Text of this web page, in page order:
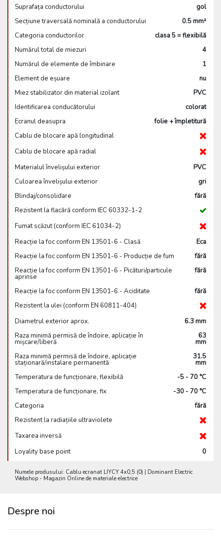
Suprafața conductorului
gol
Secțiune traversală nominală a conductorului
0.5 mm²
Categoria conductorilor
clasa 5 = flexibilă
Numărul total de miezuri
4
Numărul de elemente de îmbinare
1
Element de eșuare
nu
Miez stabilizator din material izolant
PVC
Identificarea conducătorului
colorat
Ecranul deasupra
folie + împletitură
Cablu de blocare apă longitudinal
Cablu de blocare apă radial
Materialul învelișului exterior
PVC
Culoarea învelișului exterior
gri
Blindaj/consolidare
fără
Rezistent la flacără conform IEC 60332-1-2
Fumat scăzut (conform IEC 61034-2)
Reacție la foc conform EN 13501-6 - Clasă
Eca
Reacție la foc conform EN 13501-6 - Producție de fum
fără
Reacție la foc conform EN 13501-6 - Picături/particule
aprinse
fără
Reacție la foc conform EN 13501-6 - Aciditate
fără
Rezistent la ulei (conform EN 60811-404)
Diametrul exterior aprox.
6.3 mm
Raza minimă permisă de îndoire, aplicație în
mișcare/liberă
63
mm
Raza minimă permisă de îndoire, aplicație
staționară/instalare permanentă
31.5
mm
Temperatura de funcționare, flexibilă
-5 - 70 °C
Temperatura de funcționare, fix
-30 - 70 °C
Categoria
fără
Rezistent la radiațiile ultraviolete
Taxarea inversă
Loyality base point
0
Numele produsului: Cablu ecranat LIYCY 4x0,5 (0) | Dominant Electric
Webshop - Magazin Online de materiale electrice
Despre noi